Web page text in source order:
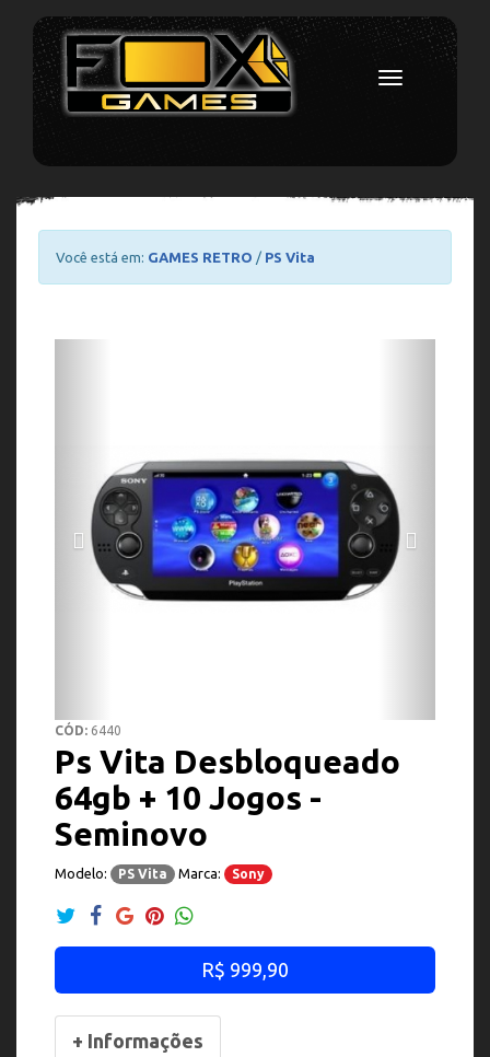
Toggle
Você está em: GAMES RETRO / PS Vita
CÓD: 6440
Ps Vita Desbloqueado
64gb + 10 Jogos -
Seminovo
Modelo: PS Vita Marca: Sony
R$ 999,90
+ Informações